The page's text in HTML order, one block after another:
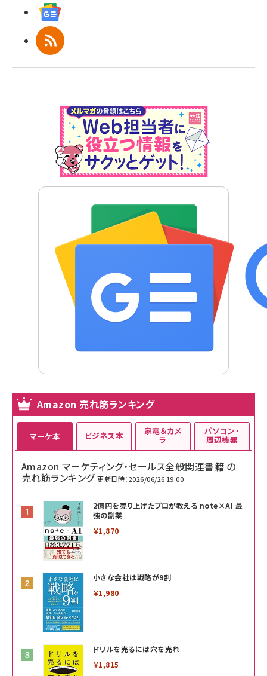
RSS
Amazon 売れ筋ランキング
マーケ本
Amazon マーケティング・セールス全般関連書籍 の
売れ筋ランキング 更新日時：2026/06/26 19:00
2億円を売り上げたプロが教える note×AI 最
強の副業
￥1,870
小さな会社は戦略が9割
￥1,980
ドリルを売るには穴を売れ
￥1,815
ビジネス本 家電＆カメ
ラ
パソコン・
周辺機器